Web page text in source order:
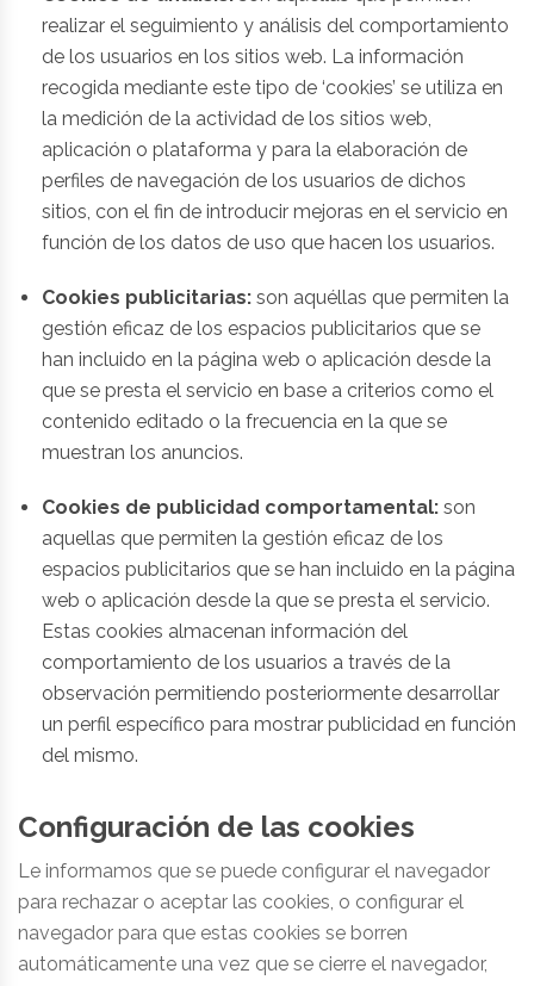
realizar el seguimiento y análisis del comportamiento
de los usuarios en los sitios web. La información
recogida mediante este tipo de ‘cookies’ se utiliza en
la medición de la actividad de los sitios web,
aplicación o plataforma y para la elaboración de
perfiles de navegación de los usuarios de dichos
sitios, con el fin de introducir mejoras en el servicio en
función de los datos de uso que hacen los usuarios.
Cookies publicitarias: son aquéllas que permiten la
gestión eficaz de los espacios publicitarios que se
han incluido en la página web o aplicación desde la
que se presta el servicio en base a criterios como el
contenido editado o la frecuencia en la que se
muestran los anuncios.
Cookies de publicidad comportamental: son
aquellas que permiten la gestión eficaz de los
espacios publicitarios que se han incluido en la página
web o aplicación desde la que se presta el servicio.
Estas cookies almacenan información del
comportamiento de los usuarios a través de la
observación permitiendo posteriormente desarrollar
un perfil específico para mostrar publicidad en función
del mismo.
Configuración de las cookies
Le informamos que se puede configurar el navegador
para rechazar o aceptar las cookies, o configurar el
navegador para que estas cookies se borren
automáticamente una vez que se cierre el navegador,